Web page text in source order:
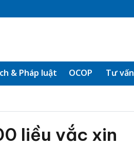
& Pháp luật OCOP Tư vấn
liều vắc xin